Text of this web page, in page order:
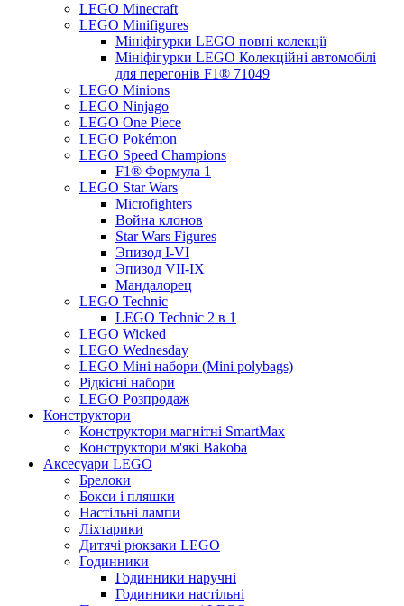
LEGO Minecraft
LEGO Minifigures
Мініфігурки LEGO повні колекції
Мініфігурки LEGO Колекційні автомобілі
для перегонів F1® 71049
LEGO Minions
LEGO Ninjago
LEGO One Piece
LEGO Pokémon
LEGO Speed Champions
F1® Формула 1
LEGO Star Wars
Microfighters
Война клонов
Star Wars Figures
Эпизод I-VI
Эпизод VII-IX
Мандалорец
LEGO Technic
LEGO Technic 2 в 1
LEGO Wicked
LEGO Wednesday
LEGO Міні набори (Mini polybags)
Рідкісні набори
LEGO Розпродаж
Конструктори
Конструктори магнітні SmartMax
Конструктори м'які Bakoba
Аксесуари LEGO
Брелоки
Бокси і пляшки
Настільні лампи
Ліхтарики
Дитячі рюкзаки LEGO
Годинники
Годинники наручні
Годинники настільні